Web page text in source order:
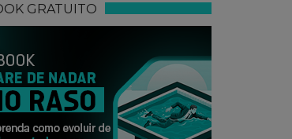
GRATUITO